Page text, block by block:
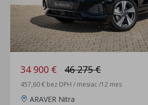
34 900 € 46 275 €
457,60 € bez DPH / mesiac /12 mes
ARAVER Nitra